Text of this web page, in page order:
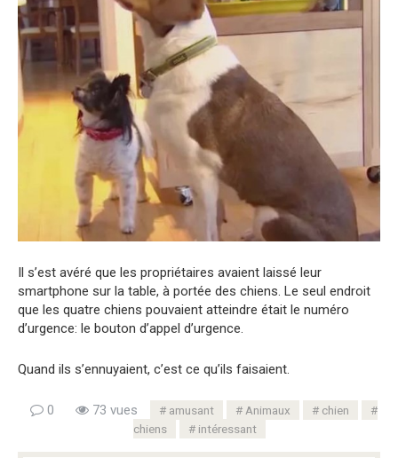
Il s’est avéré que les propriétaires avaient laissé leur
smartphone sur la table, à portée des chiens. Le seul endroit
que les quatre chiens pouvaient atteindre était le numéro
d’urgence: le bouton d’appel d’urgence.
Quand ils s’ennuyaient, c’est ce qu’ils faisaient.
0 73 vues amusant Animaux
chien
chiens
intéressant